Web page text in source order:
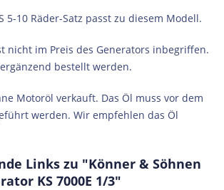
5-10 Räder-Satz passt zu diesem Modell.
nicht im Preis des Generators inbegriffen.
bestellt werden.
Motoröl verkauft. Das Öl muss vor dem
werden. Wir empfehlen das Öl
Links zu "Könner & Söhnen
KS 7000E 1/3"